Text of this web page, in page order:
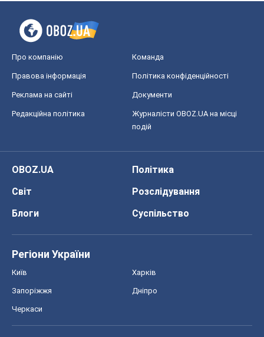
Про компанію Команда
Правова інформація Політика конфіденційності
Реклама на сайті Документи
Редакційна політика
Журналісти OBOZ.UA на місці
подій
OBOZ.UA
Політика
Світ
Розслідування
Блоги
Суспільство
Регіони України
Київ Харків
Запоріжжя Дніпро
Черкаси